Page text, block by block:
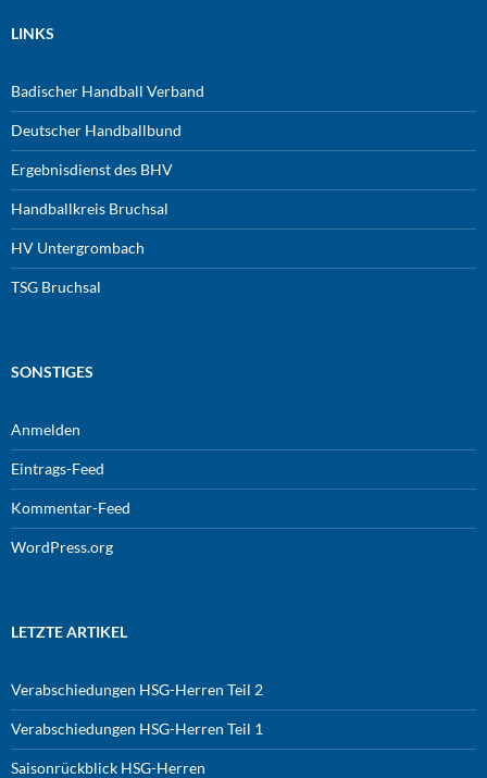
LINKS
Badischer Handball Verband
Deutscher Handballbund
Ergebnisdienst des BHV
Handballkreis Bruchsal
HV Untergrombach
TSG Bruchsal
SONSTIGES
Anmelden
Eintrags-Feed
Kommentar-Feed
WordPress.org
LETZTE ARTIKEL
Verabschiedungen HSG-Herren Teil 2
Verabschiedungen HSG-Herren Teil 1
Saisonrückblick HSG-Herren